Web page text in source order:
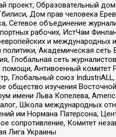
проект, Образовательный
Дом прав человека
Сетевое объединение
рабочих, ИстЧам
и
Академическая сеть
сеть
Антивоенный комитет
Глобальный союз
общество изучения
имени Льва Копелева,
Школа международных
им Нормана Патерсона,
Комитет
Лига Украины